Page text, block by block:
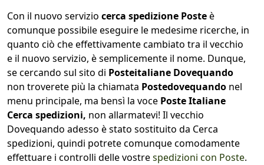
Con il nuovo servizio cerca spedizione Posteè
comunque possibile eseguire le medesime ricerche, in
quanto ciò che effettivamente cambiato tra il vecchio
e il nuovo servizio, è semplicemente il nome. Dunque,
se cercando sul sito di Posteitaliane Dovequando
non troverete più la chiamata Postedovequando nel
menu principale, ma bensì la voce Poste Italiane
Cerca spedizioni, non allarmatevi! Il vecchio
Dovequando adesso è stato sostituito da Cerca
spedizioni, quindi potrete comunque comodamente
effettuare i controlli delle vostrespedizioni con Poste.